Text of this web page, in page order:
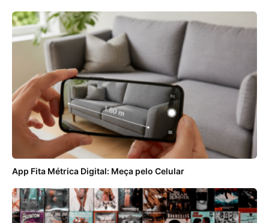
App Fita Métrica Digital: Meça pelo Celular